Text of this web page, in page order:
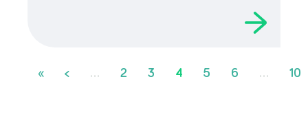
« < ... 2 3 4 5 6 ... 10